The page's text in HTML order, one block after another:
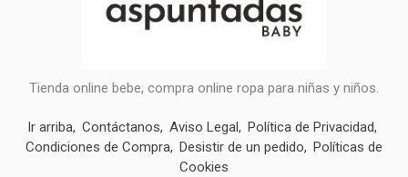
Tienda online bebe, compra online ropa para niñas y niños.
Ir arriba Contáctanos Aviso Legal
Política de Privacidad
Condiciones de Compra Desistir de un pedido
Políticas de
Cookies